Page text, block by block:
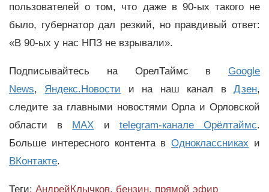
пользователей о том, что даже в 90-ых такого не
было, губернатор дал резкий, но правдивый ответ:
«В 90-ых у нас НПЗ не взрывали».
Подписывайтесь на ОрелТаймс в Google
News, Яндекс.Новости и на наш канал вДзен,
следите за главными новостями Орла и Орловской
области в MAX и telegram-канале Орёлтаймс.
Больше интересного контента вОдноклассниках и
ВКонтакте.
Теги: АндрейКлычков, бензин, прямой эфир